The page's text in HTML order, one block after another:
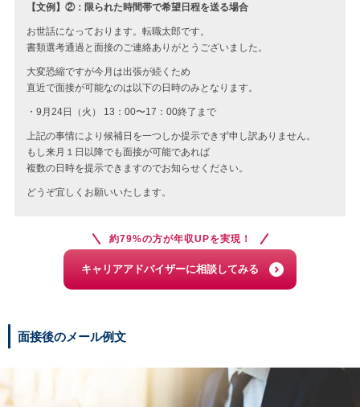
【文例】②：限られた時間帯で希望日程を送る場合
お世話になっております。転職太郎です。
書類選考通過と面接のご連絡ありがとうございました。
大変恐縮ですが今月は出張が続くため
直近で面接が可能なのは以下の日時のみとなります。
・9月24日（火） 13：00〜17：00終了まで
上記の事情により候補日を一つしか提示できず申し訳ありません。
もし来月１日以降でも面接が可能であれば
複数の日時を提示できますのでお知らせください。
どうぞ宜しくお願いいたします。
約79%の方が年収UPを実現！
キャリアアドバイザーに相談してみる
面接後のメール例文